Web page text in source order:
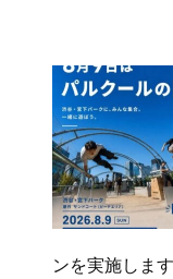
ンを実施しま